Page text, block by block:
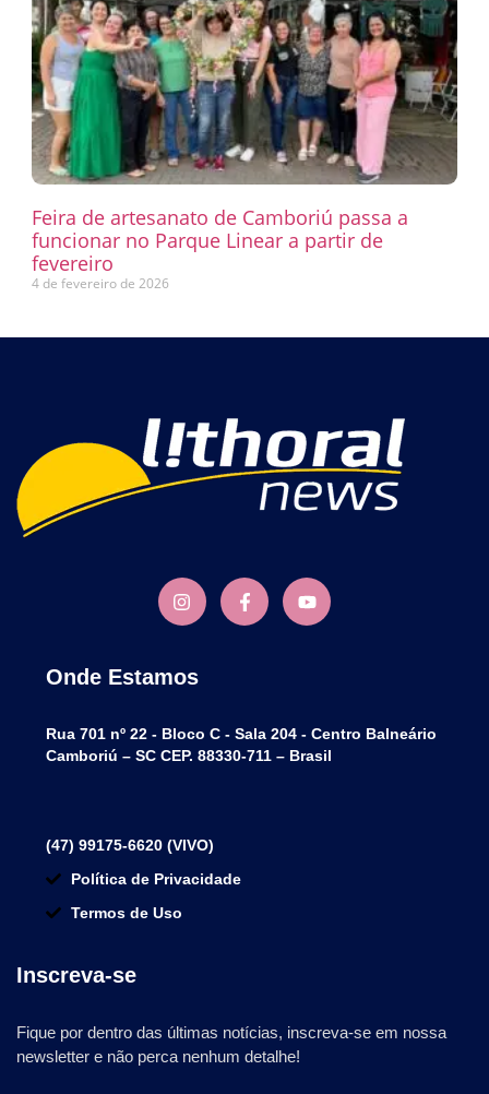
Feira de artesanato de Camboriú passa a
funcionar no Parque Linear a partir de
fevereiro
4 de fevereiro de 2026
Onde Estamos
Rua 701 nº 22 - Bloco C - Sala 204 - Centro Balneário
Camboriú – SC CEP. 88330-711 – Brasil
(47) 99175-6620 (VIVO)
Política de Privacidade
Termos de Uso
Inscreva-se
Fique por dentro das últimas notícias, inscreva-se em nossa
newsletter e não perca nenhum detalhe!